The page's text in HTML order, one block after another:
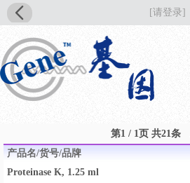
[请登录]
第1 / 1页 共21条
产品名/货号/品牌
Proteinase K, 1.25 ml